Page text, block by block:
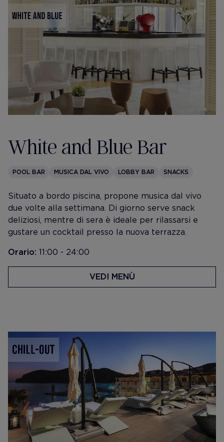
White and Blue Bar
POOL BAR MUSICA DAL VIVO LOBBY BAR SNACKS
Situato a bordo piscina, propone musica dal vivo
due volte alla settimana. Di giorno serve snack
deliziosi, mentre di sera è ideale per rilassarsi e
gustare un cocktail presso la nuova terrazza.
Orario: 11:00 - 24:00
VEDI MENÙ